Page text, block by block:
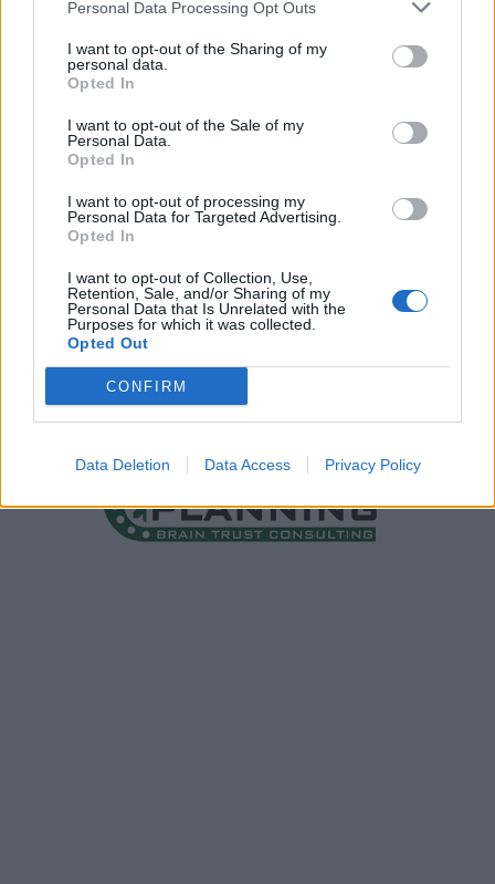
Personal Data Processing Opt Outs
I want to opt-out of the Sharing of my
personal data.
Opted In
I want to opt-out of the Sale of my
Personal Data.
Opted In
I want to opt-out of processing my
Personal Data for Targeted Advertising.
Opted In
I want to opt-out of Collection, Use,
Retention, Sale, and/or Sharing of my
Personal Data that Is Unrelated with the
Purposes for which it was collected.
Opted Out
CONFIRM
Data Deletion Data Access Privacy Policy